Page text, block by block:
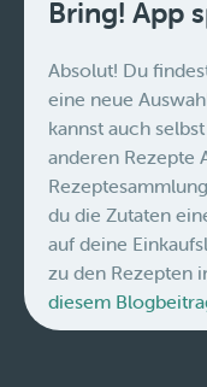
Bring! App
Absolut! Du
eine neue
kannst auch
anderen Rezepte
du die Zutaten
auf deine
zu den Rezepten
diesem